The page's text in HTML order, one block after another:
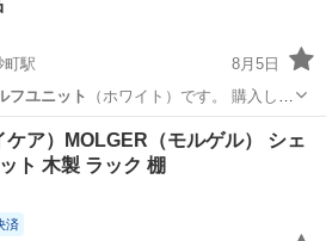
町駅
8月5日
フユニット
（ホワイト）です。 購入して
収納家具
ケア）MOLGER（モルゲル） シェ
ト 木製 ラック 棚
済